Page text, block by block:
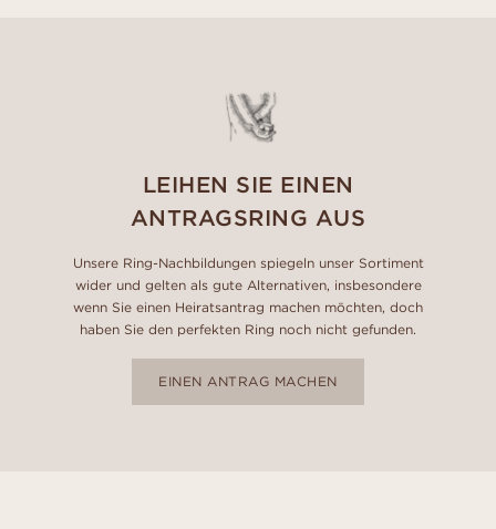
LEIHEN SIE EINEN
ANTRAGSRING AUS
Unsere Ring-Nachbildungen spiegeln unser Sortiment
wider und gelten als gute Alternativen, insbesondere
wenn Sie einen Heiratsantrag machen möchten, doch
haben Sie den perfekten Ring noch nicht gefunden.
EINEN ANTRAG MACHEN